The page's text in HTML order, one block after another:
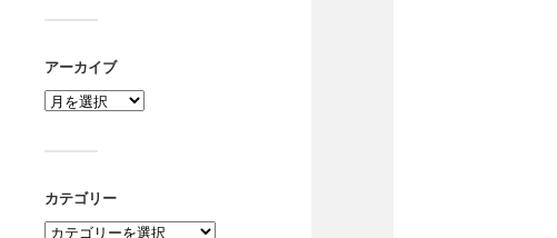
アーカイブ
カテゴリー